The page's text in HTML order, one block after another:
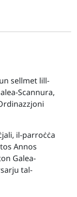
sellmet lill-
Scannura,
il-parroċċa
Annos
Galea-
tal-